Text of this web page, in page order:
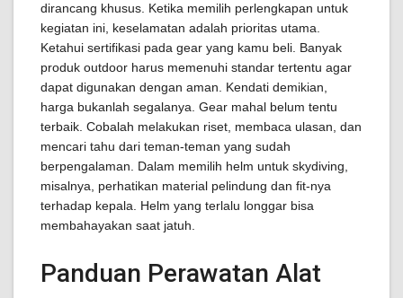
dirancang khusus. Ketika memilih perlengkapan untuk
kegiatan ini, keselamatan adalah prioritas utama.
Ketahui sertifikasi pada gear yang kamu beli. Banyak
produk outdoor harus memenuhi standar tertentu agar
dapat digunakan dengan aman. Kendati demikian,
harga bukanlah segalanya. Gear mahal belum tentu
terbaik. Cobalah melakukan riset, membaca ulasan, dan
mencari tahu dari teman-teman yang sudah
berpengalaman. Dalam memilih helm untuk skydiving,
misalnya, perhatikan material pelindung dan fit-nya
terhadap kepala. Helm yang terlalu longgar bisa
membahayakan saat jatuh.
Panduan Perawatan Alat